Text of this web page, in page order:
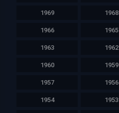
1969 1968
1966 1965
1963 1962
1960 1959
1957 1956
1954 1953